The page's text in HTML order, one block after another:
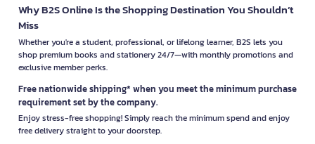
Why B2S Online Is the Shopping Destination You Shouldn’t
Miss
Whether you're a student, professional, or lifelong learner, B2S lets you
shop premium books and stationery 24/7—with monthly promotions and
exclusive member perks.
Free nationwide shipping* when you meet the minimum purchase
requirement set by the company.
Enjoy stress-free shopping! Simply reach the minimum spend and enjoy
free delivery straight to your doorstep.